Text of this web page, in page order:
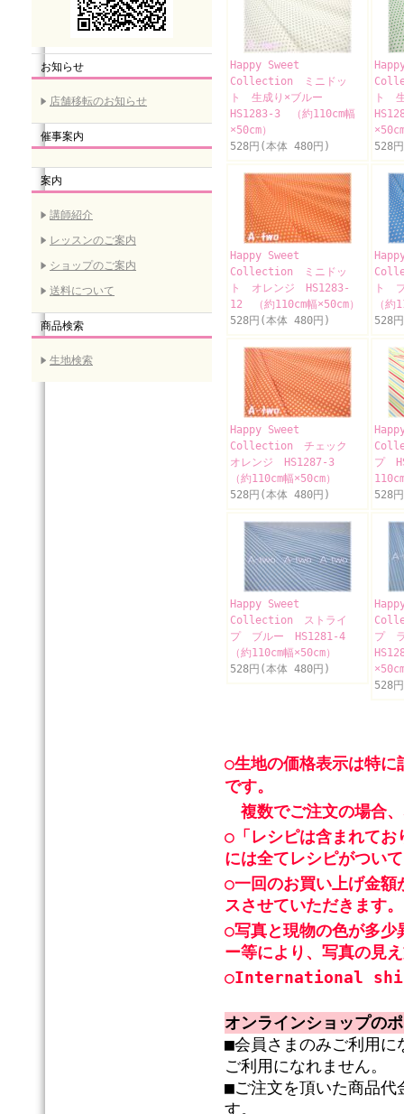
お知らせ
店舗移転のお知らせ
催事案内
案内
講師紹介
レッスンのご案内
ショップのご案内
送料について
商品検索
生地検索
Happy Sweet
Collection ミニドッ
ト 生成り×ブルー
HS1283-3 （約110cm幅
×50cm）
528円(本体 480円)
ト
528
Happy Sweet
Collection ミニドッ
ト オレンジ HS1283-
12 （約110cm幅×50cm）
528円(本体 480円)
ト
（約
528
Happy Sweet
Collection チェック
オレンジ HS1287-3
（約110cm幅×50cm）
528円(本体 480円)
プ
528
Happy Sweet
Collection ストライ
プ ブルー HS1281-4
（約110cm幅×50cm）
528円(本体 480円)
プ
528
○生地の価格表示は特に
です。
複数でご注文の場合
○「レシピは含まれてお
には全てレシピがつい
○一回のお買い上げ金
スさせていただきます。
○写真と現物の色が多少
ー等により、写真の見
○International
オンラインショップの
■会員さまのみご利用に
ご利用になれません。
■ご注文を頂いた商品代
す。